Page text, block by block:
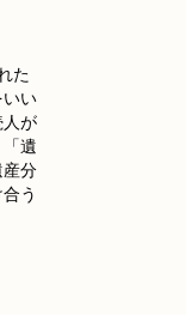
た
い
人が
遺
産分
う